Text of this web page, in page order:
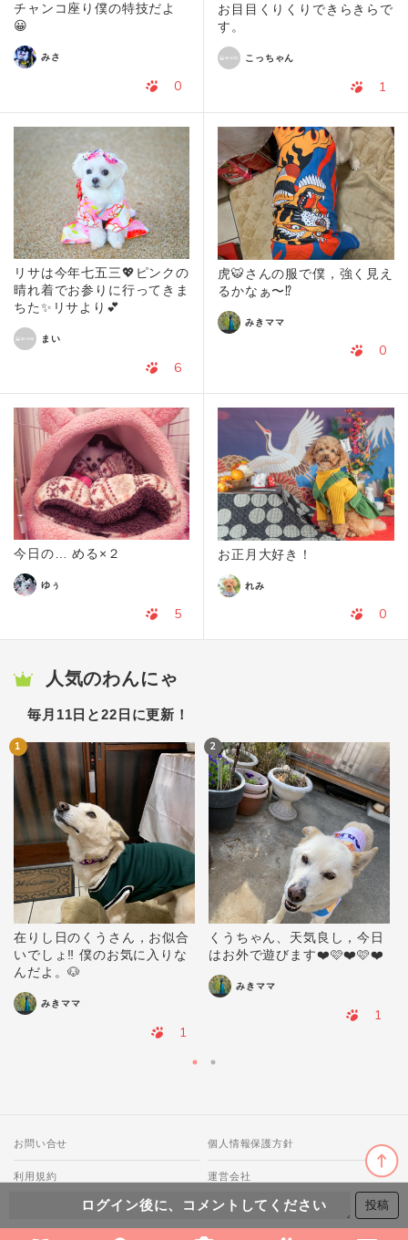
ログイン後に、コメントしてください
チャンコ座り僕の特技だよ
😀
みさ
0
お目目くりくりできらきらで
す。
こっちゃん
1
リサは今年七五三💖ピンクの
晴れ着でお参りに行ってきま
ちた✨リサより💕
まい
6
虎🐯さんの服で僕，強く見え
るかなぁ〜⁉️
みきママ
0
今日の… める×２
ゆぅ
5
お正月大好き！
れみ
0
人気のわんにゃ
毎月11日と22日に更新！
1
在りし日のくうさん，お似合
いでしょ‼️ 僕のお気に入りな
んだよ。🐶
みきママ
1
2
くうちゃん、天気良し，今日
はお外で遊びます❤️🩷❤️🩷❤️
みきママ
1
お問い合せ 個人情報保護方針
利用規約 運営会社
© 2018-2026 わんにゃ All Rights Reserved.